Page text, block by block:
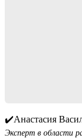
✔️Анастасия
Эксперт в области